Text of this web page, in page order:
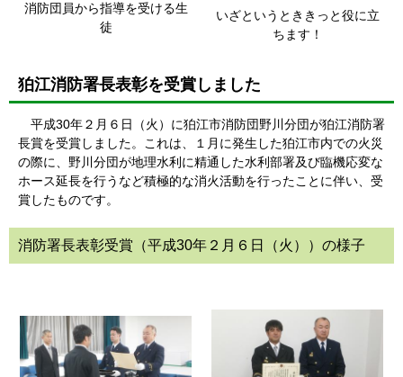
消防団員から指導を受ける生
徒
いざというとききっと役に立
ちます！
狛江消防署長表彰を受賞しました
平成30年２月６日（火）に狛江市消防団野川分団が狛江消防署
長賞を受賞しました。これは、１月に発生した狛江市内での火災
の際に、野川分団が地理水利に精通した水利部署及び臨機応変な
ホース延長を行うなど積極的な消火活動を行ったことに伴い、受
賞したものです。
消防署長表彰受賞（平成30年２月６日（火））の様子